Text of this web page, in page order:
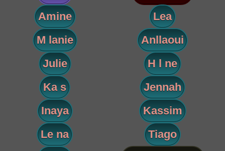
Amine
Lea
M lanie
Anllaoui
Julie
H l ne
Ka s
Jennah
Inaya
Kassim
Le na
Tiago